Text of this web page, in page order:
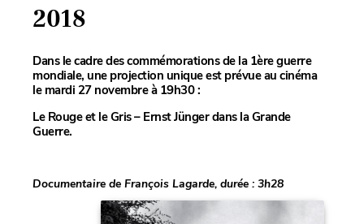
2018
Dans le cadre des commémorations de la 1ère guerre
mondiale, une projection unique est prévue au cinéma
le mardi 27 novembre à 19h30 :
Le Rouge et le Gris – Ernst Jünger dans la Grande
Guerre.
Documentaire de François Lagarde, durée : 3h28